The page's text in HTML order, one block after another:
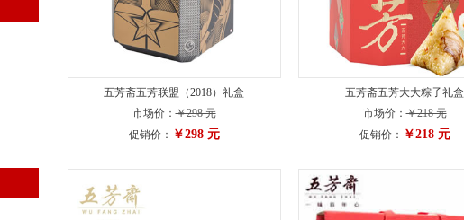
五芳斋五芳联盟（2018）礼盒
市场价：￥298 元
促销价： ￥298 元
五芳斋五芳大大粽子礼盒
市场价：￥218 元
促销价： ￥218 元